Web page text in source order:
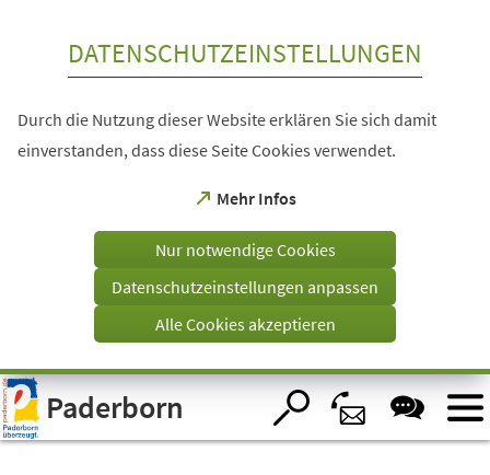
Visuelle
Assistenzsoftware
öffnen.
DATENSCHUTZEINSTELLUNGEN
Durch die Nutzung dieser Website erklären Sie sich damit
einverstanden, dass diese Seite Cookies verwendet.
Mehr Infos
(Öffnet
einem
Tab)
Nur notwendige Cookies
Datenschutzeinstellungen anpassen
Alle Cookies akzeptieren
Paderborn